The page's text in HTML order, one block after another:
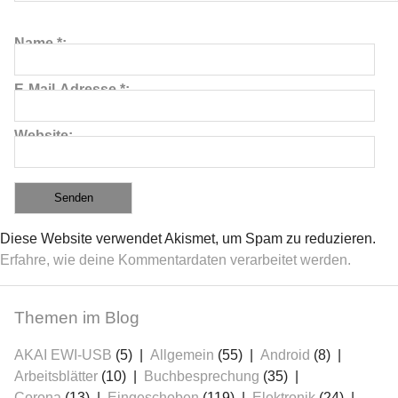
Name*
E-Mail-Adresse*
Website
Diese Website verwendet Akismet, um Spam zu reduzieren.
Erfahre, wie deine Kommentardaten verarbeitet werden.
Themen im Blog
AKAI EWI-USB (5) Allgemein (55) Android (8)
Arbeitsblätter (10) Buchbesprechung (35)